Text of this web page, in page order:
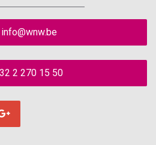
info@wnw.be
2 270 15 50